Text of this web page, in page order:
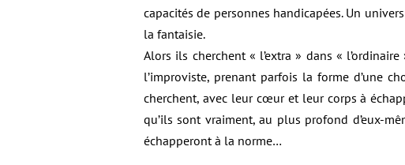
capacités de personnes handicapées. Un
la fantaisie.
Alors ils cherchent « l’extra » dans «
l’improviste, prenant parfois la forme d’une
cherchent, avec leur cœur et leur corps à
qu’ils sont vraiment, au plus profond d’eux-
échapperont à la norme…